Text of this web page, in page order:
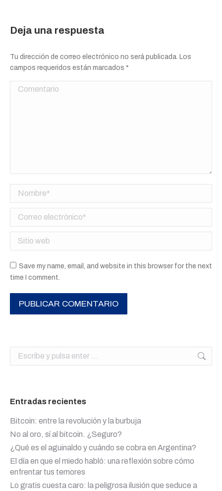
Deja una respuesta
Tu dirección de correo electrónico no será publicada. Los
campos requeridos están marcados *
Comentario
Nombre *
Correo electrónico *
Sitio web
Save my name, email, and website in this browser for the next
time I comment.
PUBLICAR COMENTARIO
Buscar:
Entradas recientes
Bitcoin: entre la revolución y la burbuja
No al oro, sí al bitcoin. ¿Seguro?
¿Qué es el aguinaldo y cuándo se cobra en Argentina?
El día en que el miedo habló: una reflexión sobre cómo
enfrentar tus temores
Lo gratis cuesta caro: la peligrosa ilusión que seduce a